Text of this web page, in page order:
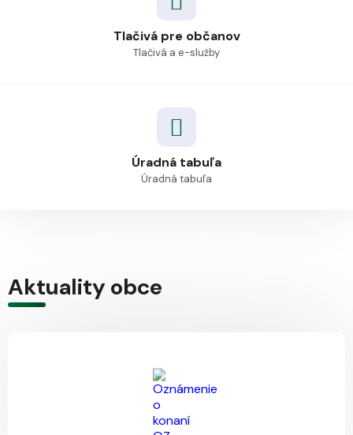
Tlačivá pre občanov
Tlačivá a e-služby
Úradná tabuľa
Úradná tabuľa
Aktuality obce